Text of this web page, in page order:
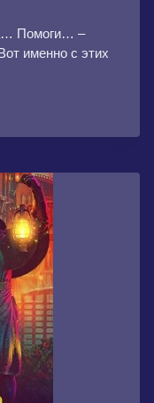
Помоги… –
именно с этих